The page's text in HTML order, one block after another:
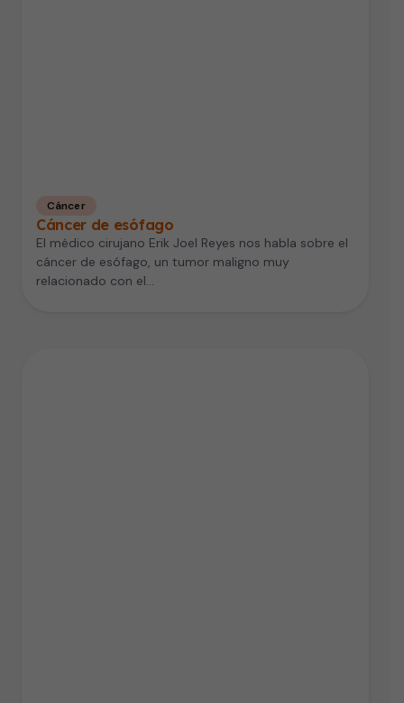
Cáncer
Cáncer de esófago
El médico cirujano Erik Joel Reyes nos habla sobre el
cáncer de esófago, un tumor maligno muy
relacionado con el…